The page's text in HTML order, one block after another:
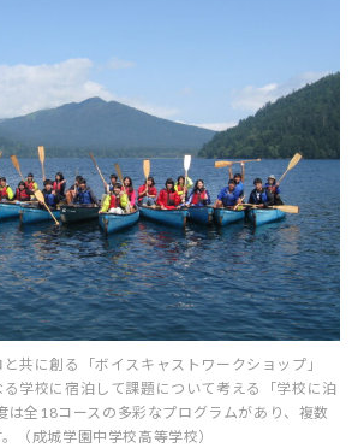
共に創る「ボイスキャストワークショップ」
学校に宿泊して課題について考える「学校に泊
は全18コースの多彩なプログラムがあり、複数
（成城学園中学校高等学校）